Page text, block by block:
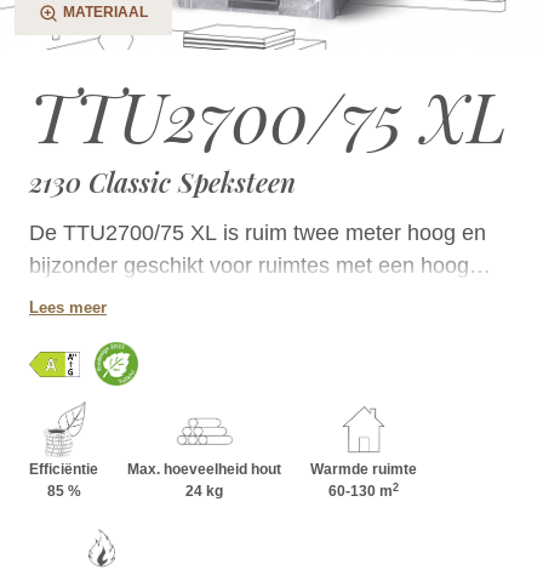
MATERIAAL
TTU2700/75 XL
2130 Classic Speksteen
De TTU2700/75 XL is ruim twee meter hoog en
bijzonder geschikt voor ruimtes met een hoog
plafond. Hij heeft een bakoven die direct kan
vuurhaarddeur kan hij dicht bij een muur worden
geplaatst.
Lees meer
Efficiëntie
85 %
Max. hoeveelheid hout
24 kg
Warmde ruimte
60-130 m2